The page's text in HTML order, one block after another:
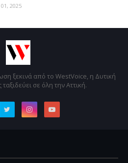
2025
ξεκινά από το WestVoice, η Δυτική
σε όλη την Αττική.